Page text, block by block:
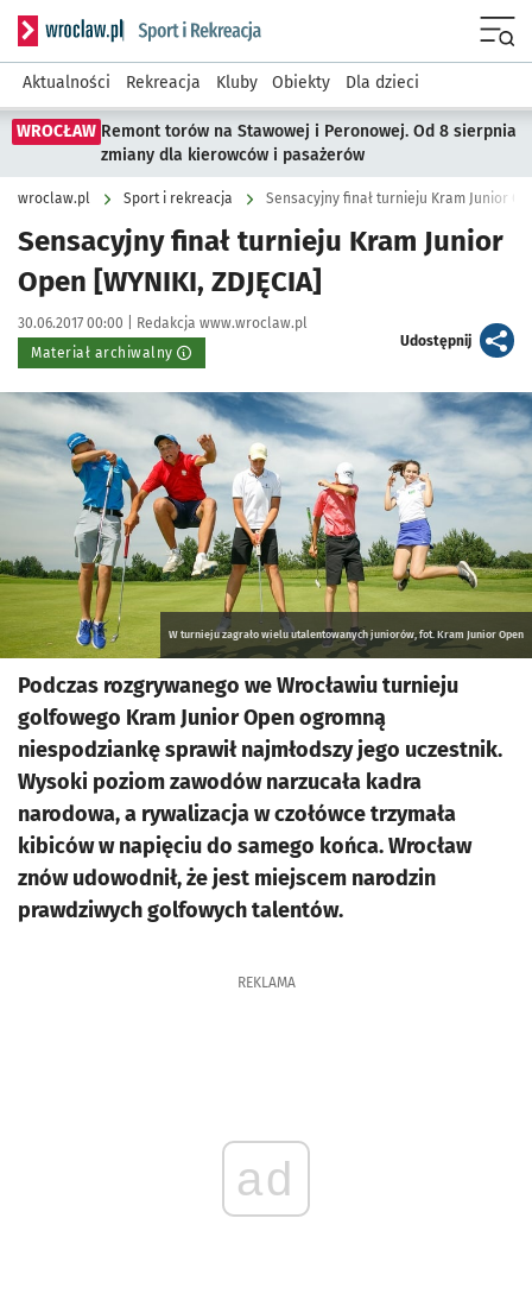
Serwis informacyjny wroclaw.pl podserwis: Sport i rekreacja
Aktualności Rekreacja Kluby Obiekty Dla dzieci
WROCŁAW Remont torów na Stawowej i Peronowej. Od 8 sierpnia
zmiany dla kierowców i pasażerów
wroclaw.pl Sport i rekreacja Sensacyjny finał turnieju Kram Junior
Sensacyjny finał turnieju Kram Junior
Open [WYNIKI, ZDJĘCIA]
Data publikacji:
30.06.2017 00:00 | Autor:
Redakcja www.wroclaw.pl
Materiał archiwalny
Udostępnijartykuł
Kliknij, aby powiększyć
W turnieju zagrało wielu utalentowanych juniorów, fot. Kram Junior Open
Podczas rozgrywanego we Wrocławiu turnieju
golfowego Kram Junior Open ogromną
niespodziankę sprawił najmłodszy jego uczestnik.
Wysoki poziom zawodów narzucała kadra
narodowa, a rywalizacja w czołówce trzymała
kibiców w napięciu do samego końca. Wrocław
znów udowodnił, że jest miejscem narodzin
prawdziwych golfowych talentów.
REKLAMA
ad